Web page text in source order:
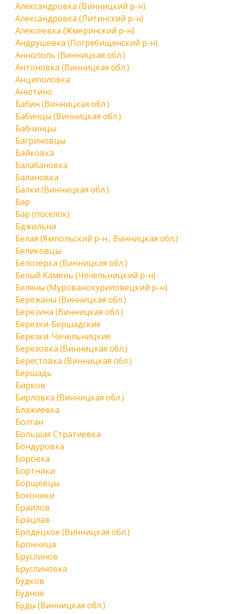
Александровка (Винницкий р-н)
Александровка (Литинский р-н)
Алексеевка (Жмеринский р-н)
Андрушевка (Погребищенский р-н)
Аннополь (Винницкая обл.)
Антоновка (Винницкая обл.)
Анциполовка
Анютино
Бабин (Винницкая обл.)
Бабинцы (Винницкая обл.)
Бабчинцы
Багриновцы
Байковка
Балабановка
Балановка
Балки (Винницкая обл.)
Бар
Бар (поселок)
Бджильна
Белая (Ямпольский р-н., Винницкая обл.)
Беликовцы
Белозерка (Винницкая обл.)
Белый Камень (Чечельницкий р-н)
Беляны (Мурованокуриловецкий р-н)
Бережаны (Винницкая обл.)
Березина (Винницкая обл.)
Березки-Бершадские
Березки-Чечельницкие
Березовка (Винницкая обл.)
Берестовка (Винницкая обл.)
Бершадь
Бирков
Бирловка (Винницкая обл.)
Блажиевка
Болган
Большая Стратиевка
Бондуровка
Боровка
Бортники
Борщевцы
Бохоники
Браилов
Брацлав
Бродецкое (Винницкая обл.)
Бронница
Бруслинов
Бруслиновка
Будков
Будное
Буды (Винницкая обл.)